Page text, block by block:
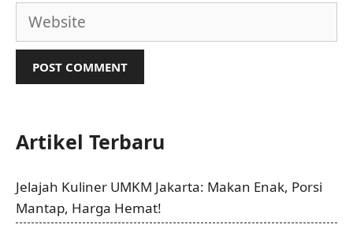
Website
Artikel Terbaru
Jelajah Kuliner UMKM Jakarta: Makan Enak, Porsi
Mantap, Harga Hemat!